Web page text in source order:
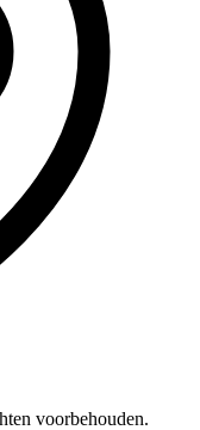
voorbehouden.